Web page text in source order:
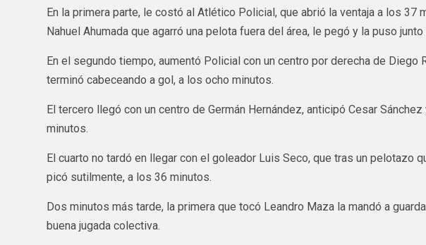
En la primera parte, le costó al Atlético Policial, que abrió la ventaja a los 37
Nahuel Ahumada que agarró una pelota fuera del área, le pegó y la puso junto
En el segundo tiempo, aumentó Policial con un centro por derecha de Diego
terminó cabeceando a gol, a los ocho minutos.
El tercero llegó con un centro de Germán Hernández, anticipó Cesar Sánchez
minutos.
El cuarto no tardó en llegar con el goleador Luis Seco, que tras un pelotazo
picó sutilmente, a los 36 minutos.
Dos minutos más tarde, la primera que tocó Leandro Maza la mandó a
buena jugada colectiva.